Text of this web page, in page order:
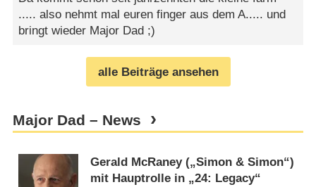
..... also nehmt mal euren finger aus dem A..... und
bringt wieder Major Dad ;)
alle Beiträge ansehen
Major Dad – News
Gerald McRaney („Simon & Simon“)
mit Hauptrolle in „24: Legacy“